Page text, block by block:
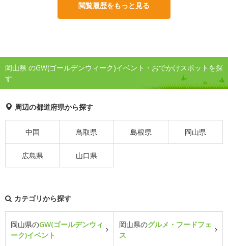
閲覧履歴をもっと見る
岡山県 のGW(ゴールデンウィーク)イベント・おでかけスポットを探
す
周辺の都道府県から探す
中国 鳥取県 島根県 岡山県
広島県 山口県
カテゴリから探す
岡山県のGW(ゴールデンウィ
ーク)イベント
岡山県のグルメ・フードフェ
ス